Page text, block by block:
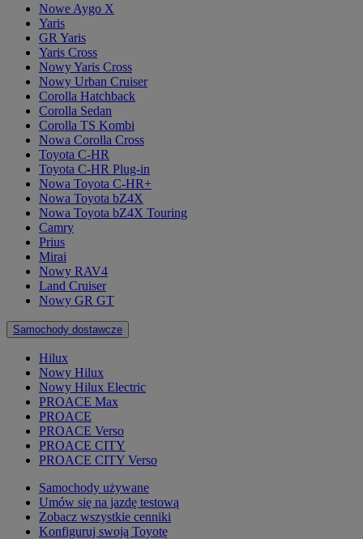
Nowe Aygo X
Yaris
GR Yaris
Yaris Cross
Nowy Yaris Cross
Nowy Urban Cruiser
Corolla Hatchback
Corolla Sedan
Corolla TS Kombi
Nowa Corolla Cross
Toyota C-HR
Toyota C-HR Plug-in
Nowa Toyota C-HR+
Nowa Toyota bZ4X
Nowa Toyota bZ4X Touring
Camry
Prius
Mirai
Nowy RAV4
Land Cruiser
Nowy GR GT
Samochody dostawcze
Hilux
Nowy Hilux
Nowy Hilux Electric
PROACE Max
PROACE
PROACE Verso
PROACE CITY
PROACE CITY Verso
Samochody używane
Umów się na jazdę testową
Zobacz wszystkie cenniki
Konfiguruj swoją Toyotę